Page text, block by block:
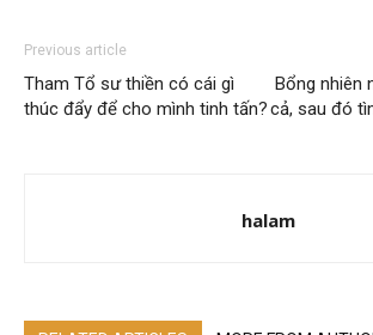
Previous article
Tham Tổ sư thiền có cái gì
thúc đẩy để cho mình tinh tấn?
Bổng nhiên
cả, sau đó
halam